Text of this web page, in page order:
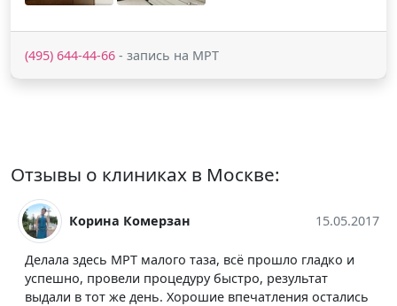
(495) 644-44-66 - запись на МРТ
Отзывы о клиниках в Москве:
Комерзан
малого таза, всё прошло гладко и
процедуру быстро, результат
день. Хорошие впечатления остались
Гена
5 звёзд не
расхваливать
хорошее, новое.